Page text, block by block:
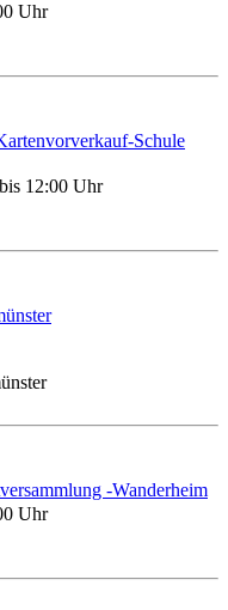
Uhr
Schule
bis 12:00 Uhr
-Wanderheim
Uhr